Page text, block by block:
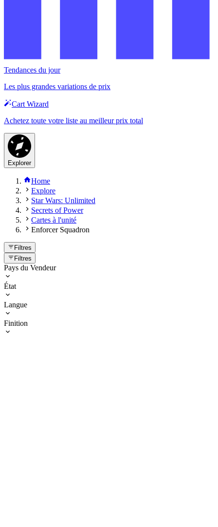
Tendances du jour
Les plus grandes variations de prix
Cart Wizard
Achetez toute votre liste au meilleur prix total
Explorer
Home
Explore
Star Wars: Unlimited
Secrets of Power
Cartes à l'unité
Enforcer Squadron
Filtres
Filtres
Pays du Vendeur
État
Langue
Finition